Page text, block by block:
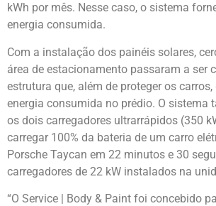
kWh por mês. Nesse caso, o sistema
energia consumida.
Com a instalação dos painéis solares,
área de estacionamento passaram a ser
estrutura que, além de proteger os carros,
energia consumida no prédio. O sistema
os dois carregadores ultrarrápidos (350
carregar 100% da bateria de um carro
Porsche Taycan em 22 minutos e 30
carregadores de 22 kW instalados na
“O Service | Body & Paint foi concebido